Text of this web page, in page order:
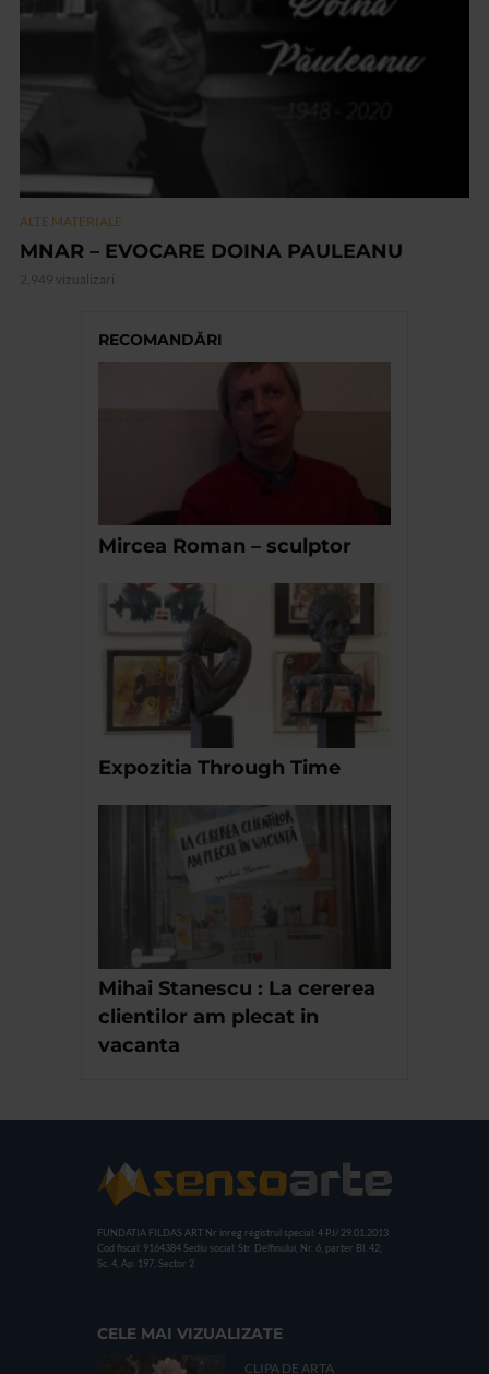
ALTE MATERIALE
MNAR – EVOCARE DOINA PAULEANU
2.949 vizualizari
RECOMANDĂRI
Mircea Roman – sculptor
Expozitia Through Time
Mihai Stanescu : La cererea
clientilor am plecat in
vacanta
FUNDATIA FILDAS ART Nr inreg registrul special: 4 PJ/ 29.01.2013
Cod fiscal: 9164384 Sediu social: Str. Delfinului, Nr. 6, parter Bl. 42,
Sc. 4, Ap. 197, Sector 2
CELE MAI VIZUALIZATE
CLIPA DE ARTA